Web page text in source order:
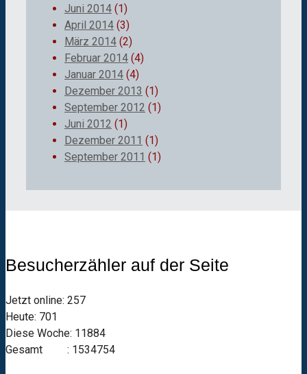
Juni 2014 (1)
April 2014 (3)
März 2014 (2)
Februar 2014 (4)
Januar 2014 (4)
Dezember 2013 (1)
September 2012 (1)
Juni 2012 (1)
Dezember 2011 (1)
September 2011 (1)
Besucherzähler auf der Seite
Jetzt online: 257
Heute: 701
Diese Woche: 11884
Gesamt : 1534754